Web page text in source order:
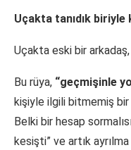
Uçakta tanıdık biriyle
Uçakta eski bir
Bu rüya, “geçmişinle
kişiyle ilgili bitmemiş
Belki bir hesap
kesişti” ve artık